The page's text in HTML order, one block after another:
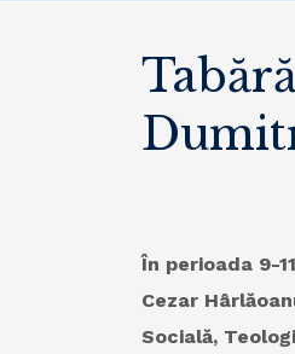
În perioada 9-
Cezar
Socială,